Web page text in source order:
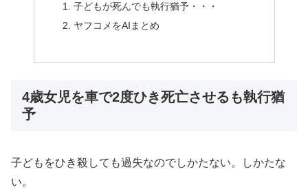
子どもが死んでも執行猶予・・・
ヤフコメをAIまとめ
4歳女児を車で2度ひき死亡させるも執行猶
予
子どもをひき殺しても過失なのでしかたない。しかたな
い。